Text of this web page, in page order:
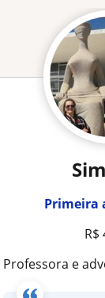
Primeira
R$
Professora e advogada com experiência para ministrar